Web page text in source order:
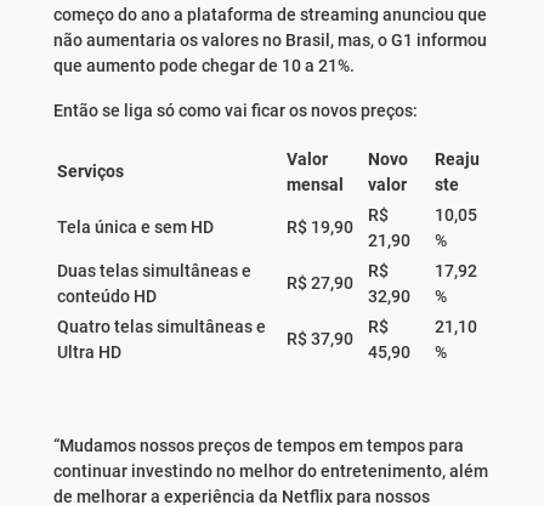
começo do ano a plataforma de streaming anunciou que
não aumentaria os valores no Brasil, mas, o G1 informou
que aumento pode chegar de 10 a 21%.
Então se liga só como vai ficar os novos preços:
Serviços
Valor
mensal
Novo
valor
Reaju
ste
Tela única e sem HD R$ 19,90
R$
21,90
10,05
%
Duas telas simultâneas e
conteúdo HD
R$ 27,90
R$
32,90
17,92
%
Quatro telas simultâneas e
Ultra HD
R$ 37,90
R$
45,90
21,10
%
“Mudamos nossos preços de tempos em tempos para
continuar investindo no melhor do entretenimento, além
de melhorar a experiência da Netflix para nossos